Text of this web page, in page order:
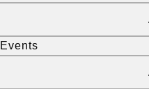
Events